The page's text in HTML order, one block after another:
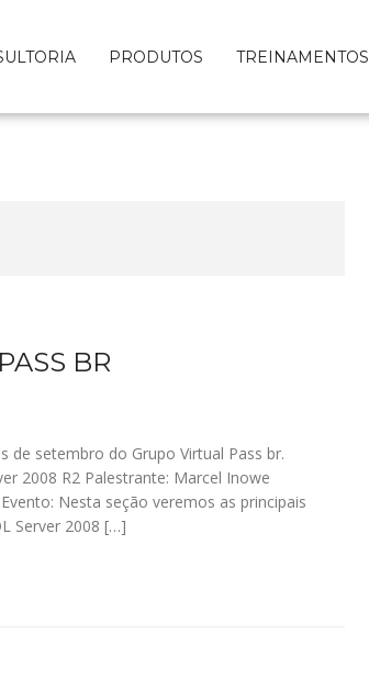
PRODUTOS TREINAMENTOS
BR
de setembro do Grupo Virtual Pass br.
2008 R2 Palestrante: Marcel Inowe
Nesta seção veremos as principais
Server 2008 […]